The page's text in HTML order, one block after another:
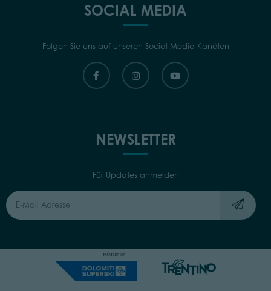
SOCIAL MEDIA
Folgen Sie uns auf unseren Social Media Kanälen
NEWSLETTER
Für Updates anmelden